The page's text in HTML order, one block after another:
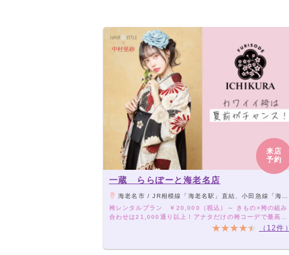
来店
予約
一蔵 ららぽーと海老名店
海老名市 / JR相模線「海老名駅」直結、小田急線「海老名駅」より徒歩3分、相模鉄道本線「海老名駅」より徒歩4分
袴レンタルプラン ￥20,000（税込）～ きもの×袴の組み
合わせは21,000通り以上！アナタだけの袴コーデで最高の
（12件）